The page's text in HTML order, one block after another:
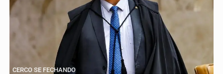
CERCO SE FECHANDO